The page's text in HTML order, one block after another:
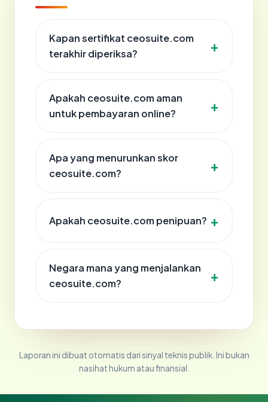
Kapan sertifikat ceosuite.com
terakhir diperiksa?
Apakah ceosuite.com aman
untuk pembayaran online?
Apa yang menurunkan skor
ceosuite.com?
Apakah ceosuite.com penipuan?
Negara mana yang menjalankan
ceosuite.com?
Laporan ini dibuat otomatis dari sinyal teknis publik. Ini bukan
nasihat hukum atau finansial.